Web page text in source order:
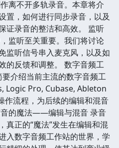
离不开多轨录音。本章将介
置，如何进行同步录音，以及
证录音的整洁和高效。 监听
监听至关重要。我们将讨论
监听信号串入麦克风，以及如
的反馈和调整。 数字音频工
介绍当前主流的数字音频工
Logic Pro, Cubase, Ableton
作流程，为后续的编辑和混音
的魔法——编辑与混音 录音
真正的“魔法”发生在编辑和混
入数字音频工作站的世界，学